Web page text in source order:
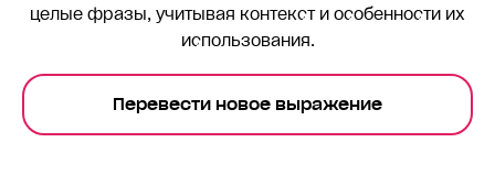
целые фразы, учитывая контекст и особенности их
использования.
Перевести новое выражение